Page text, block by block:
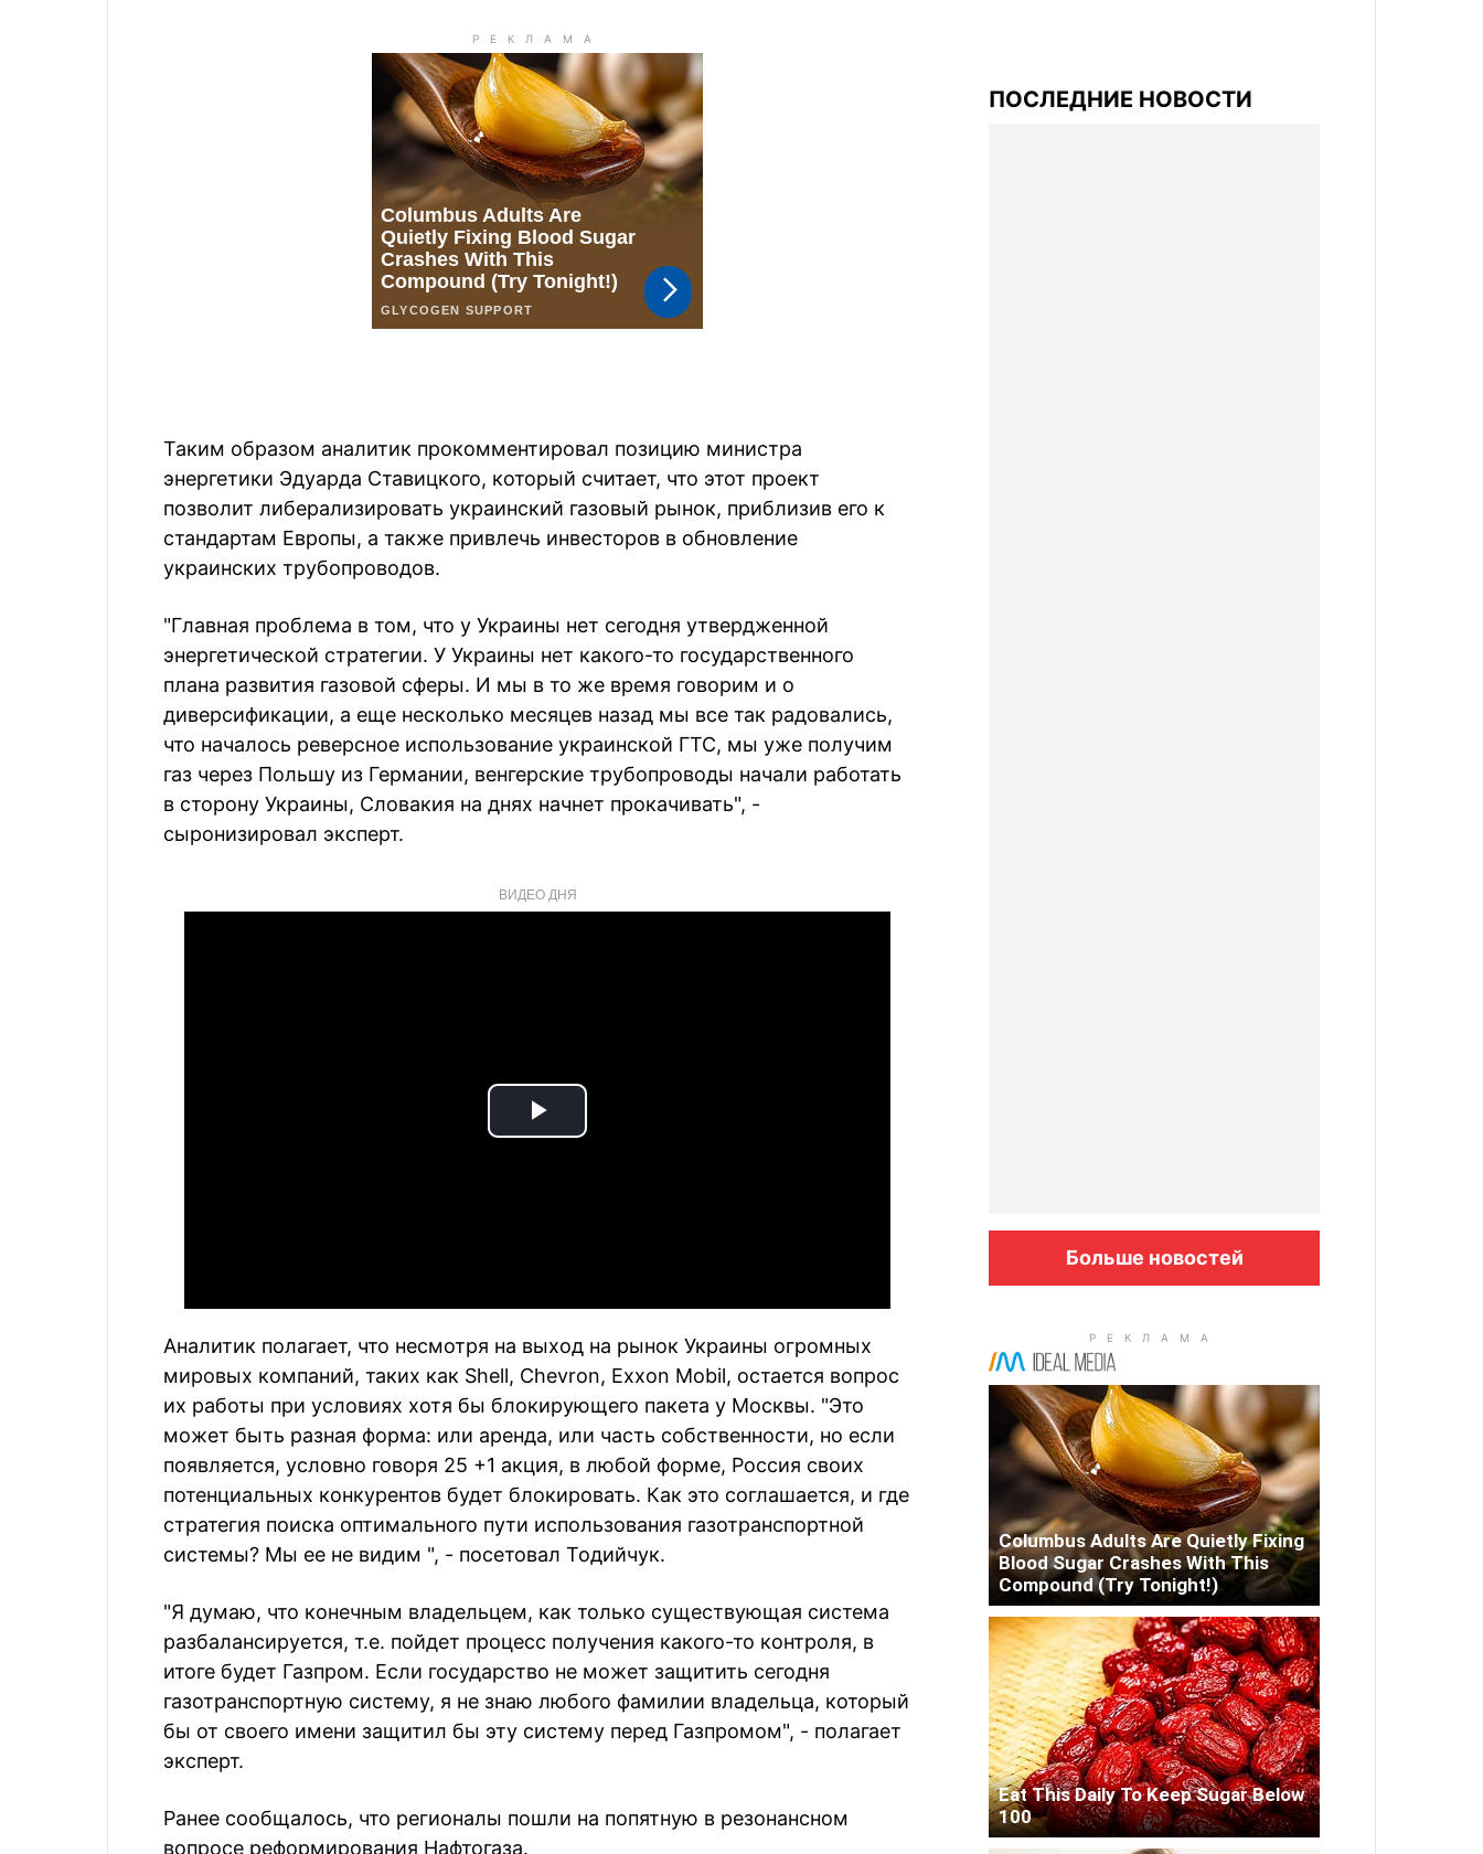
Таким образом аналитик прокомментировал позицию министра
энергетики Эдуарда Ставицкого, который считает, что этот проект
позволит либерализировать украинский газовый рынок, приблизив его к
стандартам Европы, а также привлечь инвесторов в обновление
украинских трубопроводов.
"Главная проблема в том, что у Украины нет сегодня утвердженной
энергетической стратегии. У Украины нет какого-то государственного
плана развития газовой сферы. И мы в то же время говорим и о
диверсификации, а еще несколько месяцев назад мы все так радовались,
что началось реверсное использование украинской ГТС, мы уже получим
газ через Польшу из Германии, венгерские трубопроводы начали работать
в сторону Украины, Словакия на днях начнет прокачивать", -
сыронизировал эксперт.
ВИДЕО ДНЯ
Play
Аналитик полагает, что несмотря на выход на рынок Украины огромных
мировых компаний, таких как Shell, Chevron, Exxon Mobil, остается вопрос
их работы при условиях хотя бы блокирующего пакета у Москвы. "Это
может быть разная форма: или аренда, или часть собственности, но если
появляется, условно говоря 25 +1 акция, в любой форме, Россия своих
потенциальных конкурентов будет блокировать. Как это соглашается, и где
стратегия поиска оптимального пути использования газотранспортной
системы? Мы ее не видим ", - посетовал Тодийчук.
"Я думаю, что конечным владельцем, как только существующая система
разбалансируется, т.е. пойдет процесс получения какого-то контроля, в
итоге будет Газпром. Если государство не может защитить сегодня
газотранспортную систему, я не знаю любого фамилии владельца, который
бы от своего имени защитил бы эту систему перед Газпромом", - полагает
эксперт.
Ранее сообщалось, что регионалы пошли на попятную в резонансном
вопросе реформирования Нафтогаза.
ПОСЛЕДНИЕ НОВОСТИ
Больше новостей